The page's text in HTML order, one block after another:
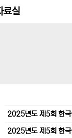
료실
2025년도 제5회 한국